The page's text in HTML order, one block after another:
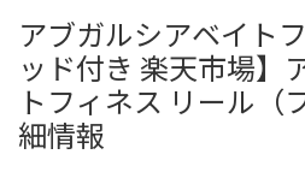
アブガルシアベイト
ッド付き 楽天市場】
トフィネス リール（
細情報